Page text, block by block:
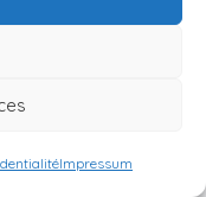
Impressum
écoles. En
anciens sont
bien
aujourd’hui